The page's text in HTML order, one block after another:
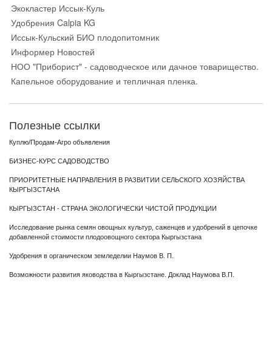
Экокластер Иссык-Куль
Удобрения Calpia KG
Иссык-Кульский БИО плодопитомник
Информер Новостей
НОО "Приборист" - садоводческое или дачное товарищество.
Капельное оборудование и тепличная пленка.
Полезные ссылки
Куплю/Продам-Агро объявления
БИЗНЕС-КУРС САДОВОДСТВО
ПРИОРИТЕТНЫЕ НАПРАВЛЕНИЯ В РАЗВИТИИ СЕЛЬСКОГО ХОЗЯЙСТВА
КЫРГЫЗСТАНА
КЫРГЫЗСТАН - СТРАНА ЭКОЛОГИЧЕСКИ ЧИСТОЙ ПРОДУКЦИИ
Исследование рынка семян овощных культур, саженцев и удобрений в цепочке
добавленной стоимости плодоовощного сектора Кыргызстана
Удобрения в органическом земледелии Наумов В. П.
Возможности развития яководства в Кыргызстане. Доклад Наумова В.П.